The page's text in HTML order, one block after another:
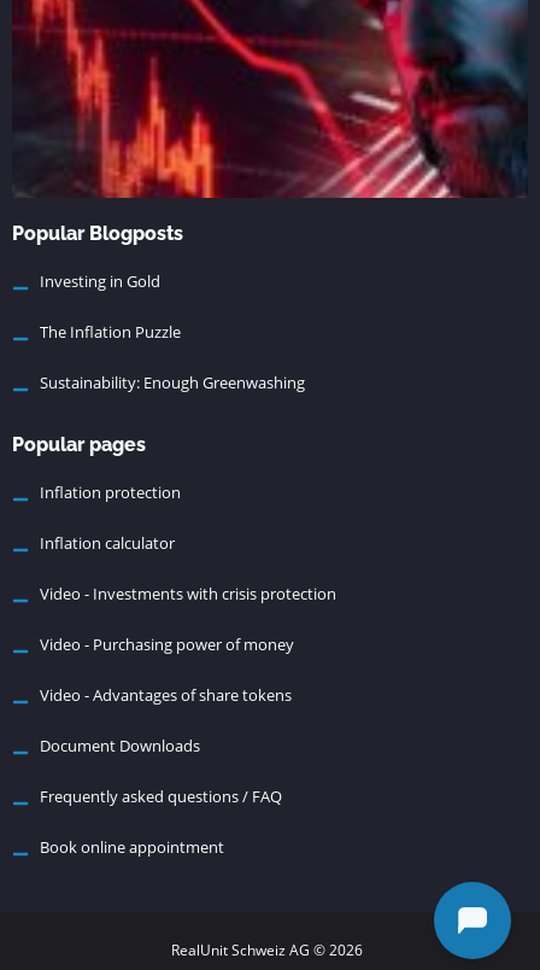
Popular Blogposts
Investing in Gold
The Inflation Puzzle
Sustainability: Enough Greenwashing
Popular pages
Inflation protection
Inflation calculator
Video - Investments with crisis protection
Video - Purchasing power of money
Video - Advantages of share tokens
Document Downloads
Frequently asked questions / FAQ
Book online appointment
RealUnit Schweiz AG © 2026